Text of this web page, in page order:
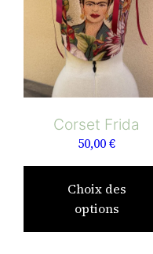
Corset Frida
50,00€
Choix des
options